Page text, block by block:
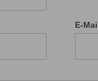
E-